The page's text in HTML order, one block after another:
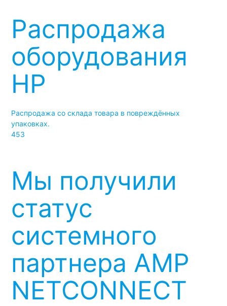
Распродажа
оборудования
HP
Распродажа со склада товара в повреждённых
упаковках.
453
Мы получили
статус
системного
партнера AMP
NETCONNECT